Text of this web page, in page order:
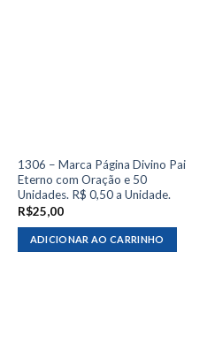
1306 – Marca Página Divino Pai
Eterno com Oração e 50
Unidades. R$ 0,50 a Unidade.
R$25,00
ADICIONAR AO CARRINHO